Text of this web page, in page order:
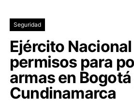
Seguridad
Ejército
permisos para
armas en
Cundinamarca